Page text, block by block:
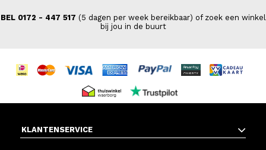
BEL 0172 - 447 517 (5 dagen per week bereikbaar) of zoek een winkel
bij jou in de buurt
KLANTENSERVICE